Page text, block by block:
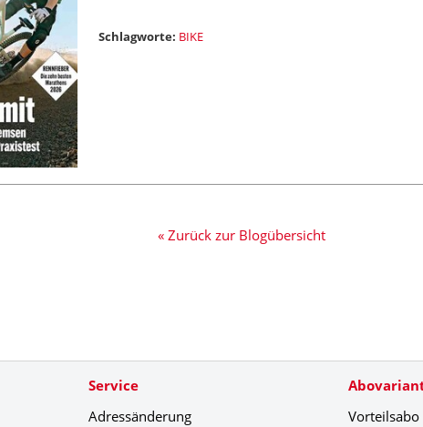
Schlagworte: BIKE
« Zurück zur Blogübersicht
Service
Adressänderung
Vorteilsabo